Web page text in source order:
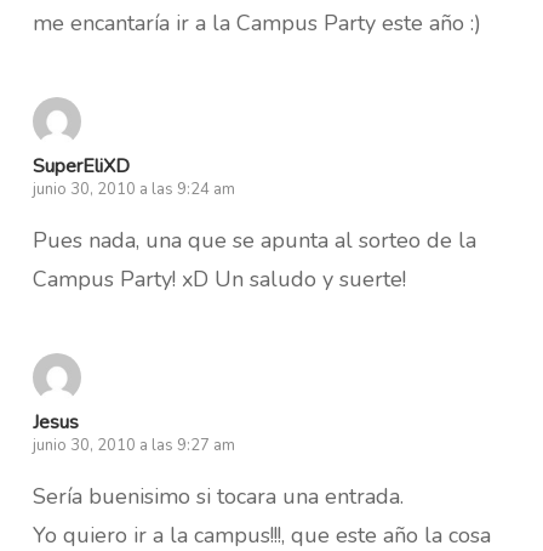
me encantaría ir a la Campus Party este año :)
SuperEliXD
junio 30, 2010 a las 9:24 am
Pues nada, una que se apunta al sorteo de la
Campus Party! xD Un saludo y suerte!
Jesus
junio 30, 2010 a las 9:27 am
Sería buenisimo si tocara una entrada.
Yo quiero ir a la campus!!!, que este año la cosa